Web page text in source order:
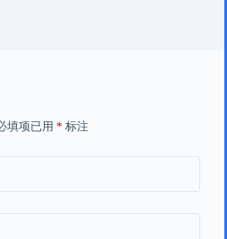
填项已用 * 标注